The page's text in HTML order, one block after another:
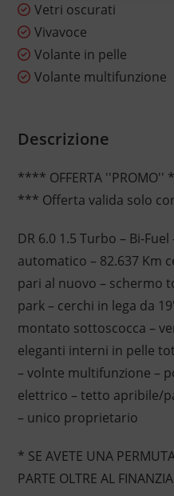
Vetri oscurati
Vivavoce
Volante in pelle
Volante multifunzione
Descrizione
**** OFFERTA
*** Offerta valida solo
DR 6.0 1.5 Turbo – Bi-
automatico – 82.637 Km
pari al nuovo – schermo
park – cerchi in lega da
montato sottoscocca –
eleganti interni in pelle
– volnte multifunzione –
elettrico – tetto apribile/
– unico proprietario
* SE AVETE UNA
PARTE OLTRE AL